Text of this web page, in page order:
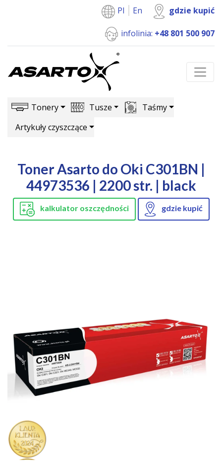
Pl En gdzie kupić
infolinia: +48 801 500 907
Tonery Tusze
Taśmy
Artykuły czyszczące
Toner Asarto do Oki C301BN |
44973536 | 2200 str. | black
kalkulator oszczędności gdzie kupić